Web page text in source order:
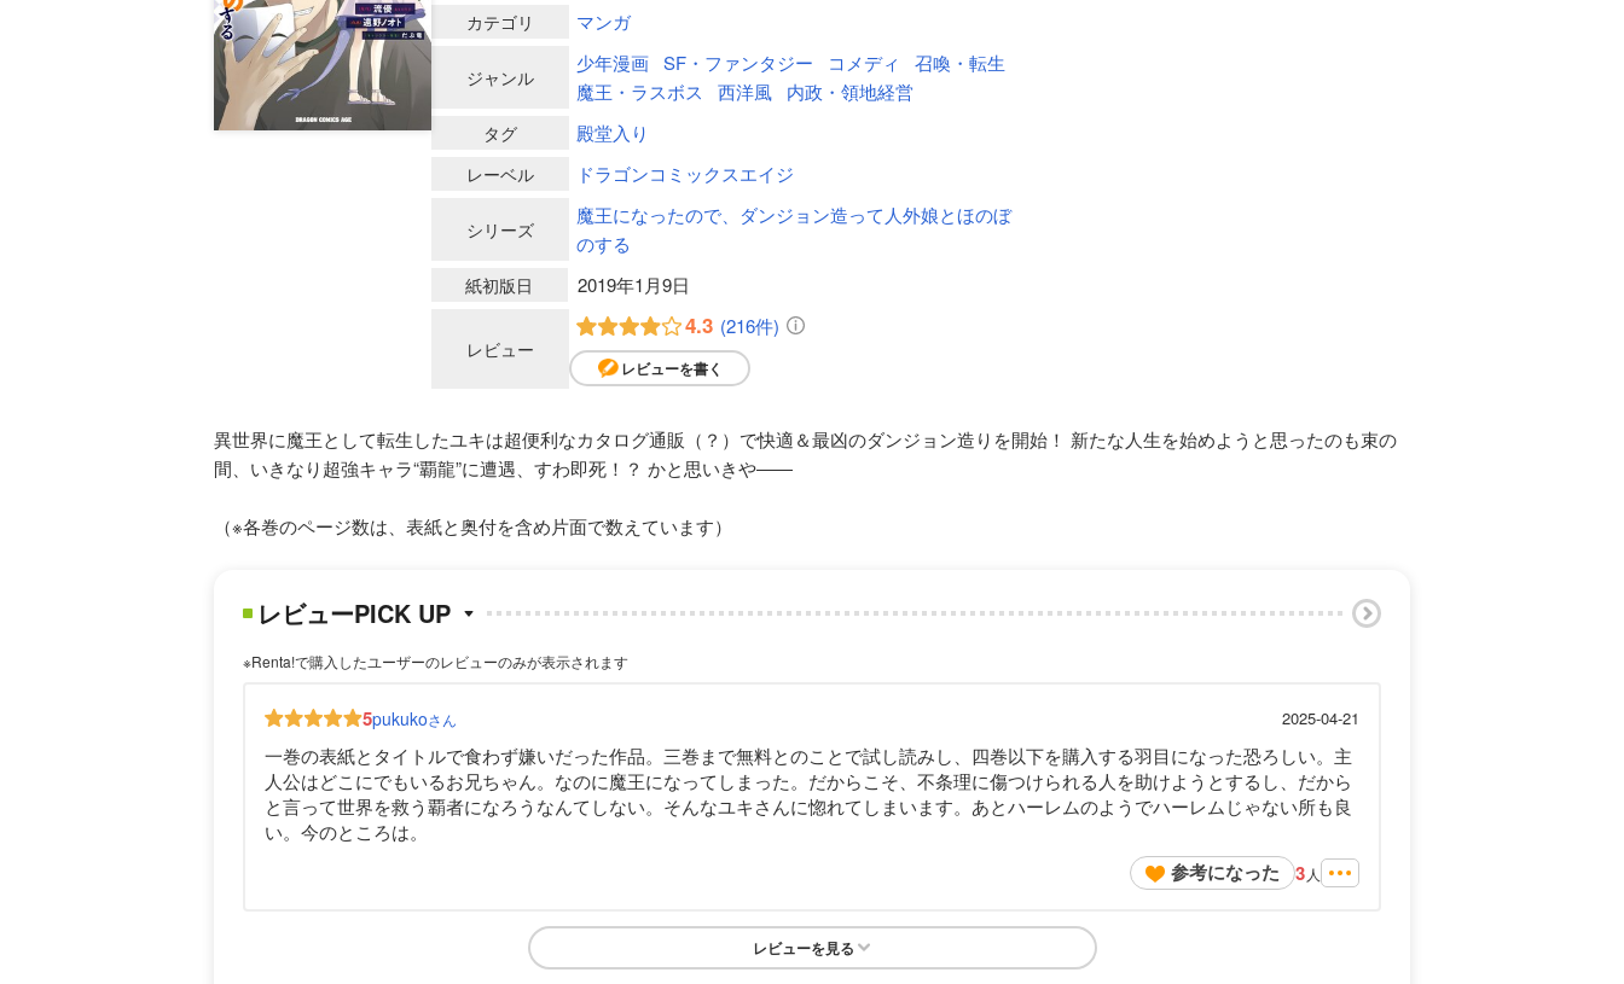
カテゴリ マンガ
ジャンル
少年漫画 SF・ファンタジー コメディ
召喚・転生
魔王・ラスボス
西洋風 内政・領地経営
タグ 殿堂入り
レーベル ドラゴンコミックスエイジ
シリーズ
魔王になったので、ダンジョン造って人外娘とほのぼ
のする
紙初版日 2019年1月9日
レビュー
4.3 (216件)
レビューを書く
異世界に魔王として転生したユキは超便利なカタログ通販（？）で快適＆最凶のダンジョン造りを開始！ 新たな人生を始めようと思ったのも束の
間、いきなり超強キャラ“覇龍”に遭遇、すわ即死！？ かと思いきや――
（※各巻のページ数は、表紙と奥付を含め片面で数えています）
レビューPICK UP
※Renta!で購入したユーザーのレビューのみが表示されます
5pukukoさん 2025-04-21
一巻の表紙とタイトルで食わず嫌いだった作品。三巻まで無料とのことで試し読みし、四巻以下を購入する羽目になった恐ろしい。主
人公はどこにでもいるお兄ちゃん。なのに魔王になってしまった。だからこそ、不条理に傷つけられる人を助けようとするし、だから
と言って世界を救う覇者になろうなんてしない。そんなユキさんに惚れてしまいます。あとハーレムのようでハーレムじゃない所も良
い。今のところは。
参考になった 3 人
レビューを見る